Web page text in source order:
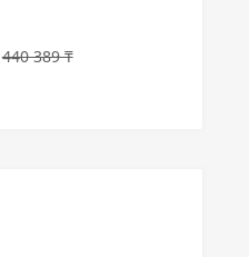
440 389 ₸